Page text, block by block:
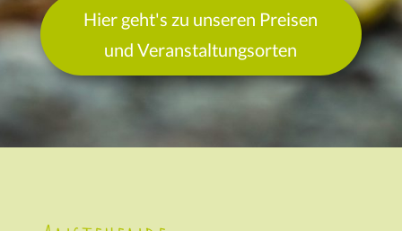
Hier geht's zu unseren Preisen
und Veranstaltungsorten